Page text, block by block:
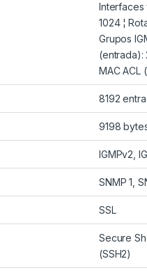
Interfaces
1024 ¦
Grupos
(entrada):
MAC ACL
8192
9198
IGMPv2,
SNMP 1,
SSL
Secure
(SSH2)